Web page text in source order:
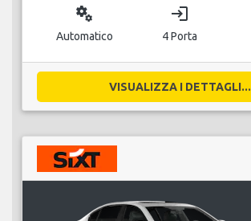
miscellaneous_services
Automatico
login
4 Porta
VISUALIZZA I DETTAGLI...